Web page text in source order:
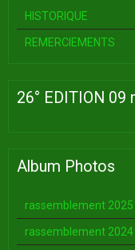
HISTORIQUE
REMERCIEMENTS
26° EDITION 09
Album Photos
rassemblement 2025
rassemblement 2024